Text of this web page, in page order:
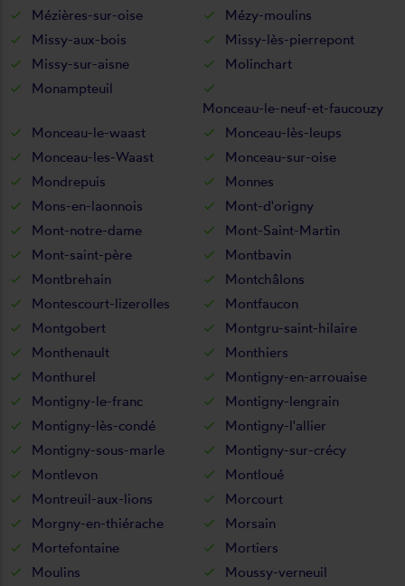
Mézières-sur-oise
Mézy-moulins
Missy-aux-bois
Missy-lès-pierrepont
Missy-sur-aisne
Molinchart
Monampteuil
Monceau-le-neuf-et-faucouzy
Monceau-le-waast
Monceau-lès-leups
Monceau-les-Waast
Monceau-sur-oise
Mondrepuis
Monnes
Mons-en-laonnois
Mont-d'origny
Mont-notre-dame
Mont-Saint-Martin
Mont-saint-père
Montbavin
Montbrehain
Montchâlons
Montescourt-lizerolles
Montfaucon
Montgobert
Montgru-saint-hilaire
Monthenault
Monthiers
Monthurel
Montigny-en-arrouaise
Montigny-le-franc
Montigny-lengrain
Montigny-lès-condé
Montigny-l'allier
Montigny-sous-marle
Montigny-sur-crécy
Montlevon
Montloué
Montreuil-aux-lions
Morcourt
Morgny-en-thiérache
Morsain
Mortefontaine
Mortiers
Moulins
Moussy-verneuil